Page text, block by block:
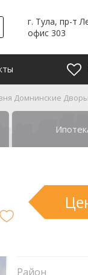
г. Тула, пр-т
офис 303
Домнинские
Район